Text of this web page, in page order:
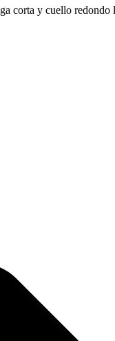
y cuello redondo